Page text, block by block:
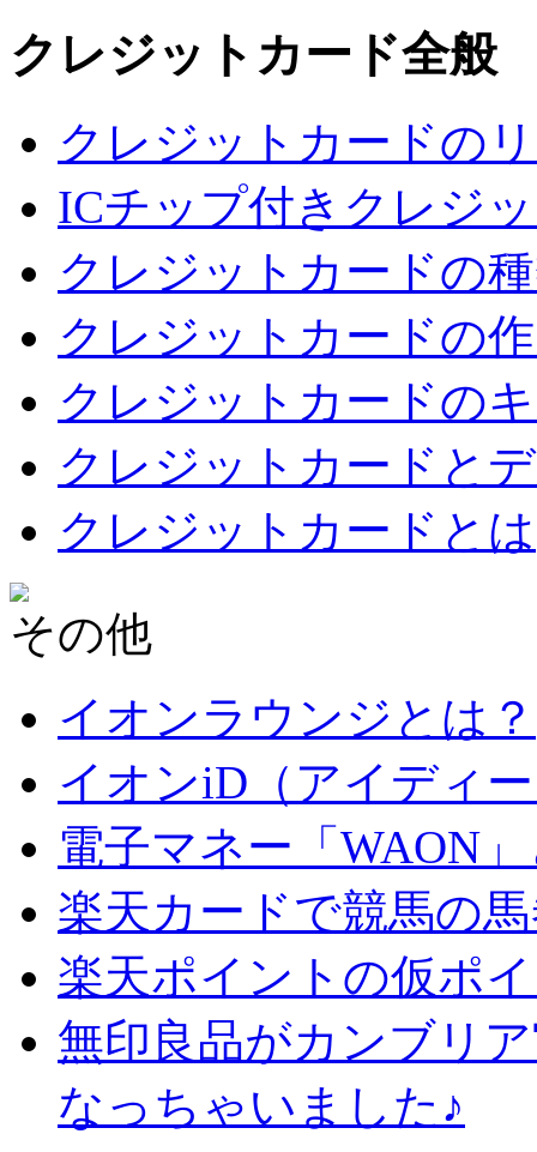
クレジットカード全般
クレジットカードの
ICチップ付きクレジ
クレジットカードの
クレジットカードの
クレジットカードの
クレジットカードと
クレジットカードとは
その他
イオンラウンジとは？
イオンiD（アイディ
電子マネー「WAON
楽天カードで競馬の
楽天ポイントの仮ポ
無印良品がカンブリ
なっちゃいました♪